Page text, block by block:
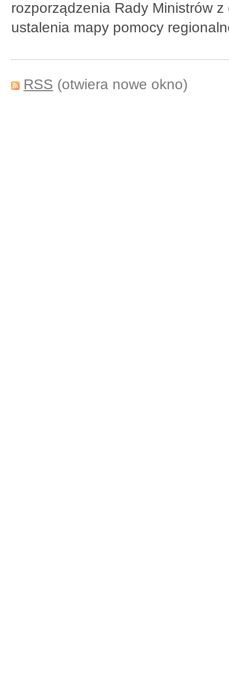
rozporządzenia Rady Ministrów
ustalenia mapy pomocy
RSS (otwiera nowe okno)